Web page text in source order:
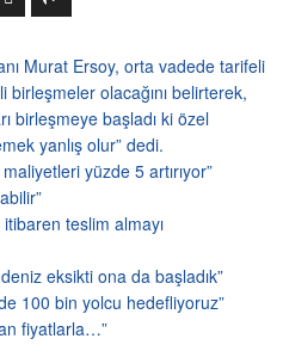
Murat Ersoy, orta vadede tarifeli
olacağını belirterek,
birleşmeye başladı ki özel
yanlış olur” dedi.
yüzde 5 artırıyor”
itibaren teslim almayı
eksikti ona da başladık”
100 bin yolcu hedefliyoruz”
fiyatlarla…”